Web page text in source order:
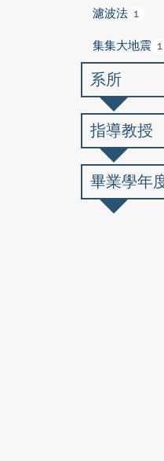
濾波法 1
集集大地震 1
系所
指導教授
畢業學年